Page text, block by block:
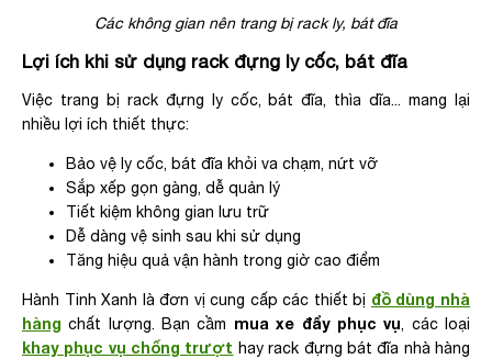
Các không gian nên trang bị rack ly, bát đĩa
Lợi ích khi sử dụng rack đựng ly cốc, bát đĩa
Việc trang bị rack đựng ly cốc, bát đĩa, thìa dĩa... mang lại
nhiều lợi ích thiết thực:
Bảo vệ ly cốc, bát đĩa khỏi va chạm, nứt vỡ
Sắp xếp gọn gàng, dễ quản lý
Tiết kiệm không gian lưu trữ
Dễ dàng vệ sinh sau khi sử dụng
Tăng hiệu quả vận hành trong giờ cao điểm
Hành Tinh Xanh là đơn vị cung cấp các thiết bị đồ dùng nhà
hàng chất lượng. Bạn cầm mua xe đẩy phục vụ, các loại
khay phục vụ chống trượt hay rack đựng bát đĩa nhà hàng